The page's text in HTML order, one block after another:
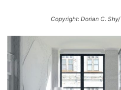
Copyright: Dorian C.